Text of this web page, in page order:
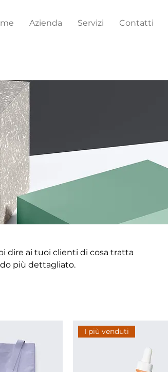
Azienda Servizi Contatti
dire ai tuoi clienti di cosa tratta
più dettagliato.
I più venduti